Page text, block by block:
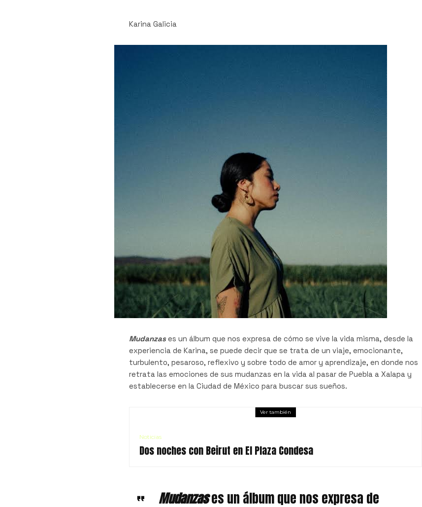
Karina Galicia
Mudanzases un álbum que nos expresa de cómo se vive la vida misma, desde la
experiencia de Karina, se puede decir que se trata de un viaje, emocionante,
turbulento, pesaroso, reflexivo y sobre todo de amor y aprendizaje, en donde nos
retrata las emociones de sus mudanzas en la vida al pasar de Puebla a Xalapa y
establecerse en la Ciudad de México para buscar sus sueños.
Ver también
Noticias
Dos noches con Beirut en El Plaza Condesa
Mudanzases un álbum que nos expresa de